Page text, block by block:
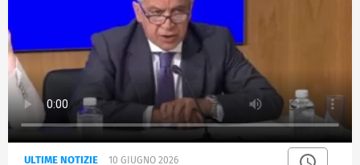
ULTIME NOTIZIE 10 GIUGNO 2026